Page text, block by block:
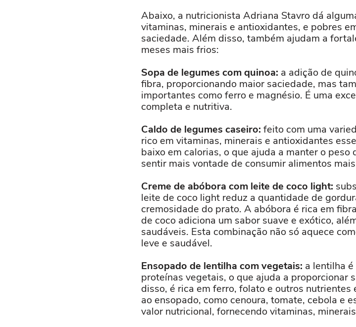
Abaixo, a nutricionista Adriana Stavro dá
vitaminas, minerais e antioxidantes, e pobres
saciedade. Além disso, também ajudam a
meses mais frios:
Sopa de legumes com quinoa: a adição de
fibra, proporcionando maior saciedade, mas
importantes como ferro e magnésio. É uma
completa e nutritiva.
Caldo de legumes caseiro: feito com uma
rico em vitaminas, minerais e antioxidantes
baixo em calorias, o que ajuda a manter o
sentir mais vontade de consumir alimentos
Creme de abóbora com leite de coco light:
leite de coco light reduz a quantidade de
cremosidade do prato. A abóbora é rica em
de coco adiciona um sabor suave e exótico,
saudáveis. Esta combinação não só aquece
leve e saudável.
Ensopado de lentilha com vegetais: a lentilha
proteínas vegetais, o que ajuda a proporcionar
disso, é rica em ferro, folato e outros
ao ensopado, como cenoura, tomate, cebola e
valor nutricional, fornecendo vitaminas,